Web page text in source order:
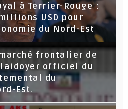
à Terrier-Rouge :
USD pour
du Nord-Est
frontalier de
officiel du
du
Est.